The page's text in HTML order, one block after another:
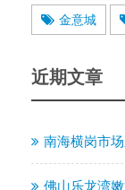
金意城
近期文章
南海横岗市
佛山乐龙湾